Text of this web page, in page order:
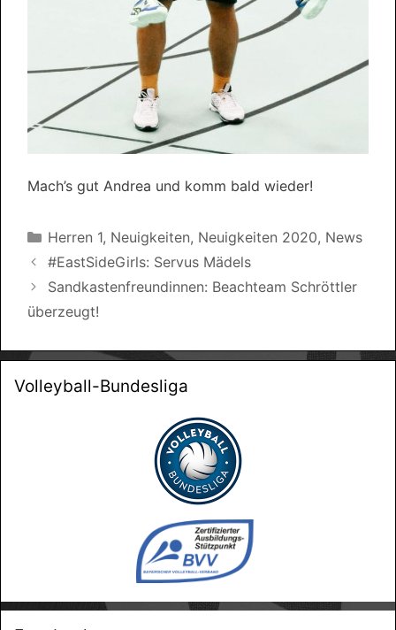
Mach’s gut Andrea und komm bald wieder!
Kategorien
Herren 1, Neuigkeiten, Neuigkeiten 2020, News
#EastSideGirls: Servus Mädels
Sandkastenfreundinnen: Beachteam Schröttler
überzeugt!
Volleyball-Bundesliga